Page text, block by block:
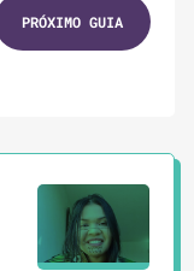
em uma
PRÓXIMO GUIA